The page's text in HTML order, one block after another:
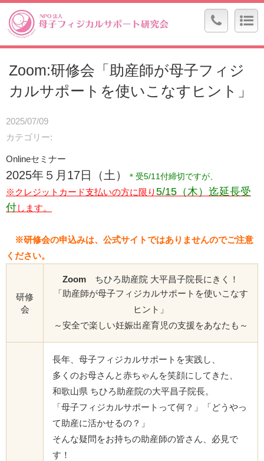
Zoom:研修会「助産師が母子フィジ
カルサポートを使いこなすヒント」
2025/07/09
カテゴリー
Onlineセミナー
2025年５月17日（土） ＊受5/11付締切ですが、
※クレジットカード支払いの方に限り5/15（木）迄延長受
付します。
※研修会の申込みは、公式サイトではありませんのでご注意
ください。
研修
会
Zoom ちひろ助産院 大平昌子院長にきく！
「助産師が母子フィジカルサポートを使いこなす
ヒント」
～安全で楽しい妊娠出産育児の支援をあなたも～
長年、母子フィジカルサポートを実践し、
多くのお母さんと赤ちゃんを笑顔にしてきた、
和歌山県 ちひろ助産院の大平昌子院長。
「母子フィジカルサポートって何？」「どうやっ
て助産に活かせるの？」
そんな疑問をお持ちの助産師の皆さん、必見で
す！